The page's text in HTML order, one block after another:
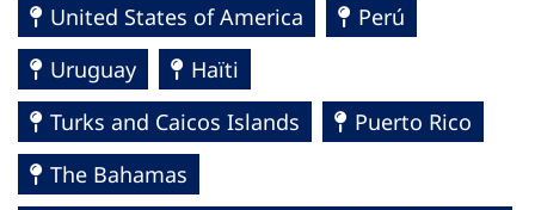
United States of America
Perú
Uruguay
Haïti
Turks and Caicos Islands
Puerto Rico
The Bahamas